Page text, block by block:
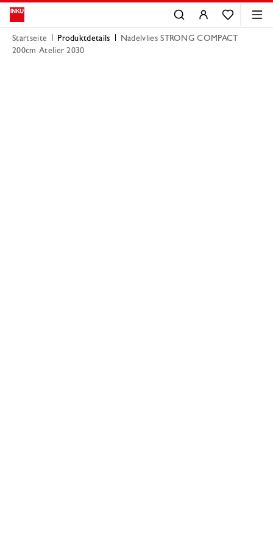
Startseite Produktdetails
Nadelvlies STRONG COMPACT
200cm Atelier 2030